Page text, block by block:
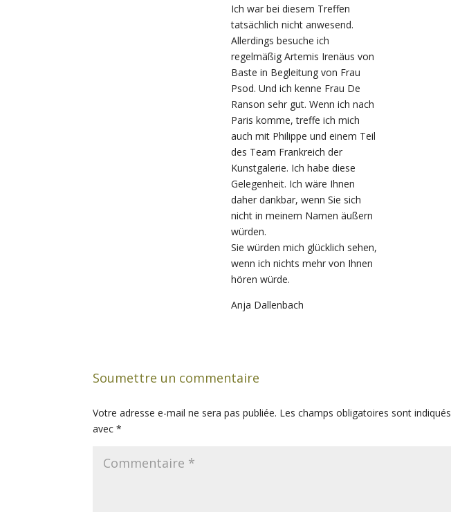
Ich war bei diesem Treffen
tatsächlich nicht anwesend.
Allerdings besuche ich
regelmäßig Artemis Irenäus von
Baste in Begleitung von Frau
Psod. Und ich kenne Frau De
Ranson sehr gut. Wenn ich nach
Paris komme, treffe ich mich
auch mit Philippe und einem Teil
des Team Frankreich der
Kunstgalerie. Ich habe diese
Gelegenheit. Ich wäre Ihnen
daher dankbar, wenn Sie sich
nicht in meinem Namen äußern
würden.
Sie würden mich glücklich sehen,
wenn ich nichts mehr von Ihnen
hören würde.
Anja Dallenbach
Soumettre un commentaire
Votre adresse e-mail ne sera pas publiée. Les champs obligatoires sont indiqués
avec*